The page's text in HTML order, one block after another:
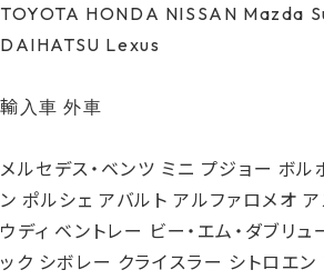
TOYOTA HONDA NISSAN Mazda
DAIHATSU Lexus
輸入車 外車
メルセデス・ベンツ ミニ プジョー ボル
ン ポルシェ アバルト アルファロメオ
ウディ ベントレー ビー・エム・ダブリ
ック シボレー クライスラー シトロエン